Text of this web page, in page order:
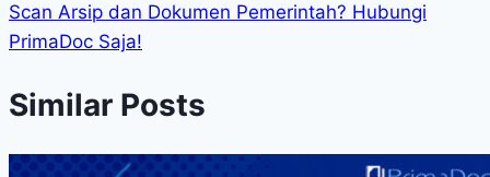
Scan Arsip dan Dokumen Pemerintah? Hubungi
PrimaDoc Saja!
Similar Posts